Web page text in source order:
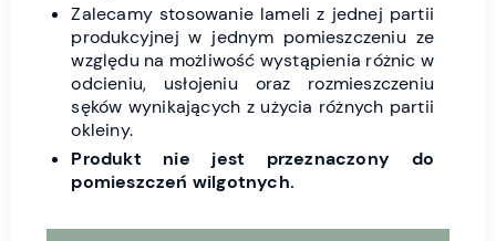
Zalecamy stosowanie lameli z jednej partii
produkcyjnej w jednym pomieszczeniu ze
względu na możliwość wystąpienia różnic w
odcieniu, usłojeniu oraz rozmieszczeniu
sęków wynikających z użycia różnych partii
okleiny.
Produkt nie jest przeznaczony do
pomieszczeń wilgotnych.